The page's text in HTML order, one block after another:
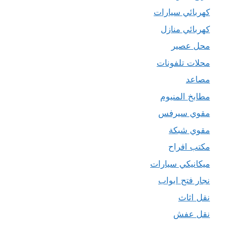
كهربائي سيارات
كهربائي منازل
محل عصير
محلات تلفونات
مصاعد
مطابخ المنيوم
مقوي سيرفس
مقوي شبكة
مكتب افراح
ميكانيكي سيارات
نجار فتح ابواب
نقل اثاث
نقل عفش